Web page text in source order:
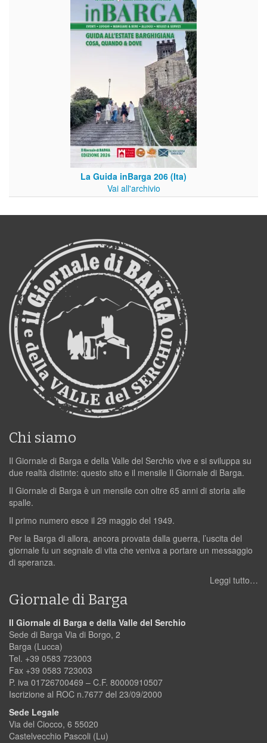
La Guida inBarga 206 (Ita)
Vai all'archivio
Chi siamo
Il Giornale di Barga e della Valle del Serchio vive e si sviluppa su
due realtà distinte: questo sito e il mensile Il Giornale di Barga.
Il Giornale di Barga è un mensile con oltre 65 anni di storia alle
spalle.
Il primo numero esce il 29 maggio del 1949.
Per la Barga di allora, ancora provata dalla guerra, l’uscita del
giornale fu un segnale di vita che veniva a portare un messaggio
di speranza.
Leggi tutto…
Giornale di Barga
Il Giornale di Barga e della Valle del Serchio
Sede di Barga Via di Borgo, 2
Barga (Lucca)
Tel. +39 0583 723003
Fax +39 0583 723003
P. iva 01726700469 – C.F. 80000910507
Iscrizione al ROC n.7677 del 23/09/2000
Sede Legale
Via del Ciocco, 6 55020
Castelvecchio Pascoli (Lu)